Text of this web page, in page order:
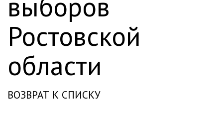
Ростовской
области
ВОЗВРАТ К СПИСКУ